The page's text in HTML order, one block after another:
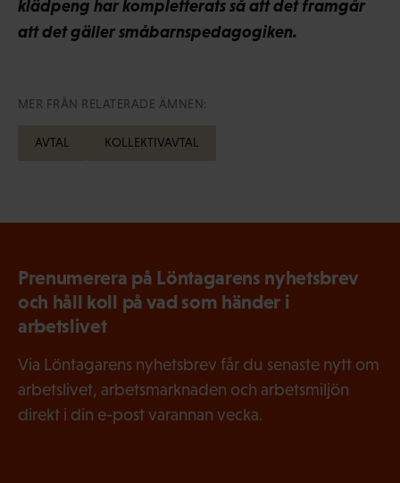
klädpeng har kompletterats så att det framgår
att det gäller småbarnspedagogiken.
MER FRÅN RELATERADE ÄMNEN:
AVTAL KOLLEKTIVAVTAL
Prenumerera på Löntagarens nyhetsbrev
och håll koll på vad som händer i
arbetslivet
Via Löntagarens nyhetsbrev får du senaste nytt om
arbetslivet, arbetsmarknaden och arbetsmiljön
direkt i din e-post varannan vecka.